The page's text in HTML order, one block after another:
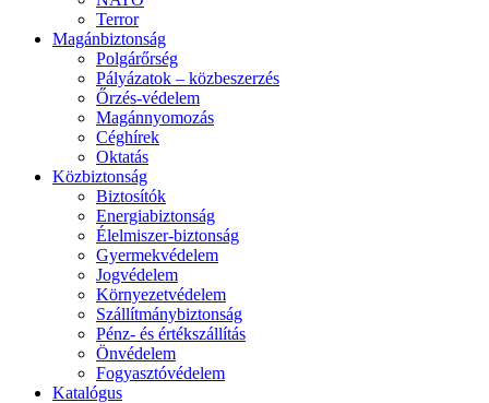
Terror
Magánbiztonság
Polgárőrség
Pályázatok – közbeszerzés
Őrzés-védelem
Magánnyomozás
Céghírek
Oktatás
Közbiztonság
Biztosítók
Energiabiztonság
Élelmiszer-biztonság
Gyermekvédelem
Jogvédelem
Környezetvédelem
Szállítmánybiztonság
Pénz- és értékszállítás
Önvédelem
Fogyasztóvédelem
Katalógus